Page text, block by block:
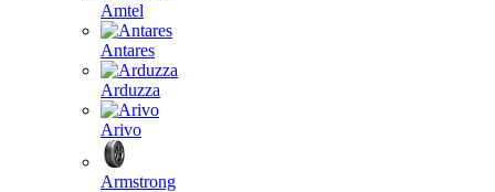
Amtel
Antares
Arduzza
Arivo
Armstrong